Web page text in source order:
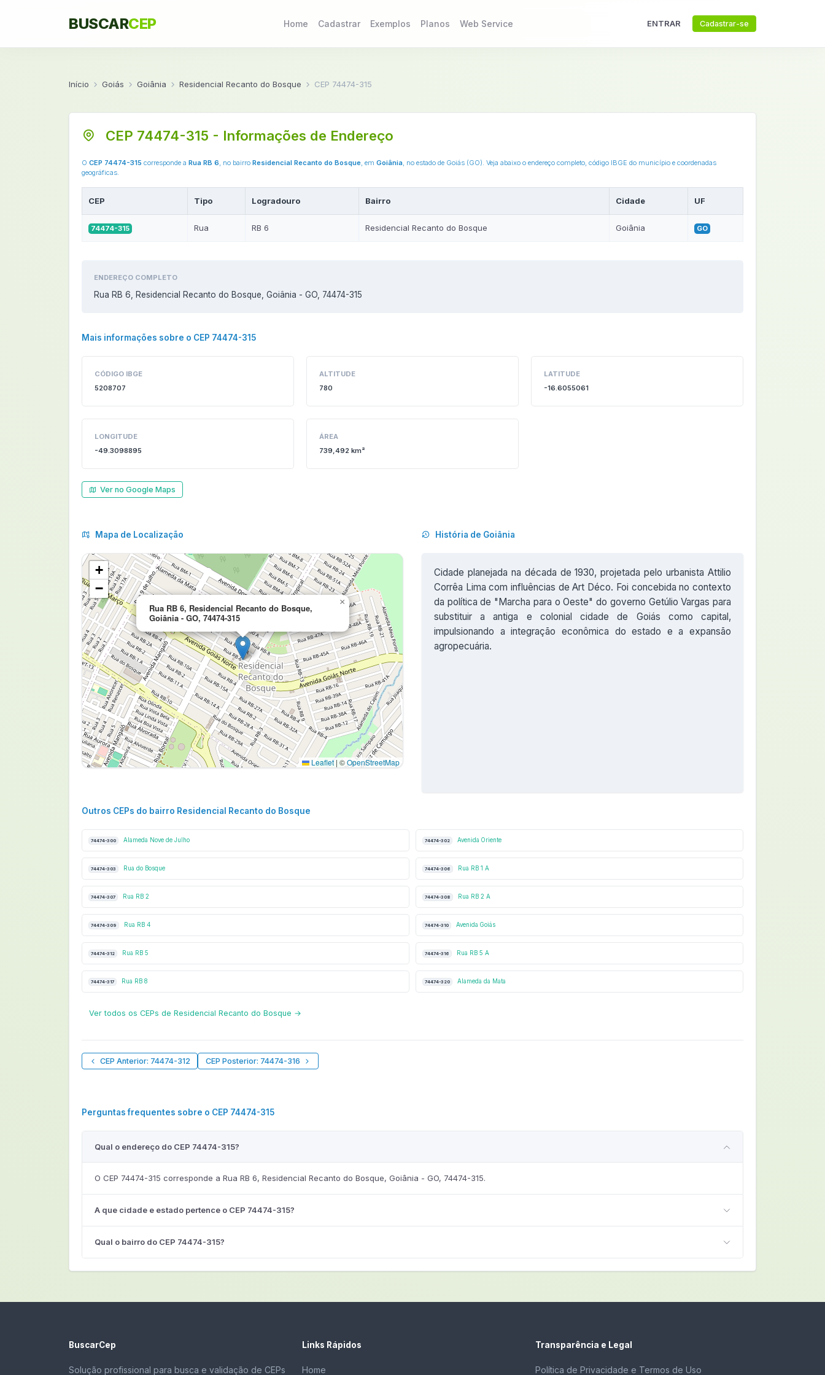
BUSCARCEP Home Cadastrar Exemplos Planos Web Service ENTRAR Cadastrar-se
Início Goiás Goiânia Residencial Recanto do Bosque CEP 74474-315
CEP 74474-315 - Informações de Endereço
O CEP 74474-315 corresponde a Rua RB 6, no bairro Residencial Recanto do Bosque, em Goiânia, no estado de Goiás (GO). Veja abaixo o endereço completo, código IBGE do município e coordenadas
geográficas.
CEP Tipo Logradouro Bairro Cidade UF
74474-315 Rua RB 6 Residencial Recanto do Bosque Goiânia GO
ENDEREÇO COMPLETO
Rua RB 6, Residencial Recanto do Bosque, Goiânia - GO, 74474-315
Mais informações sobre o CEP 74474-315
CÓDIGO IBGE
5208707
ALTITUDE
780
LATITUDE
-16.6055061
LONGITUDE
-49.3098895
ÁREA
739,492 km²
Ver no Google Maps
Mapa de Localização
Rua RB 6, Residencial Recanto do Bosque,
Goiânia - GO, 74474-315
×
+
−
Leaflet | ©OpenStreetMap
História de Goiânia
Cidade planejada na década de 1930, projetada pelo urbanista Attilio
Corrêa Lima com influências de Art Déco. Foi concebida no contexto
da política de "Marcha para o Oeste" do governo Getúlio Vargas para
substituir a antiga e colonial cidade de Goiás como capital,
impulsionando a integração econômica do estado e a expansão
agropecuária.
Outros CEPs do bairro Residencial Recanto do Bosque
74474-300 Alameda Nove de Julho 74474-302 Avenida Oriente
74474-303 Rua do Bosque 74474-306 Rua RB 1 A
74474-307 Rua RB 2 74474-308 Rua RB 2 A
74474-309 Rua RB 4 74474-310 Avenida Goiás
74474-312 Rua RB 5 74474-316 Rua RB 5 A
74474-317 Rua RB 8 74474-320 Alameda da Mata
Ver todos os CEPs de Residencial Recanto do Bosque →
CEP Anterior: 74474-312 CEP Posterior: 74474-316
Perguntas frequentes sobre o CEP 74474-315
Qual o endereço do CEP 74474-315?
O CEP 74474-315 corresponde a Rua RB 6, Residencial Recanto do Bosque, Goiânia - GO, 74474-315.
A que cidade e estado pertence o CEP 74474-315?
Qual o bairro do CEP 74474-315?
BuscarCep
Solução profissional para busca e validação de CEPs
Links Rápidos
Home
Transparência e Legal
Política de Privacidade e Termos de Uso